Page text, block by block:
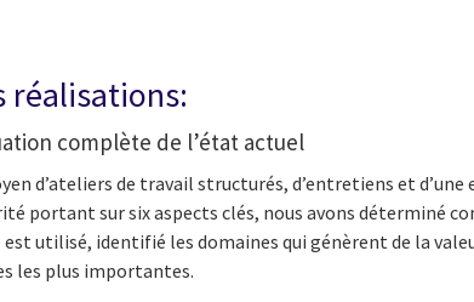
réalisations:
complète de l’état actuel
d’ateliers de travail structurés, d’entretiens et d’une
portant sur six aspects clés, nous avons déterminé
est utilisé, identifié les domaines qui génèrent de la
les plus importantes.